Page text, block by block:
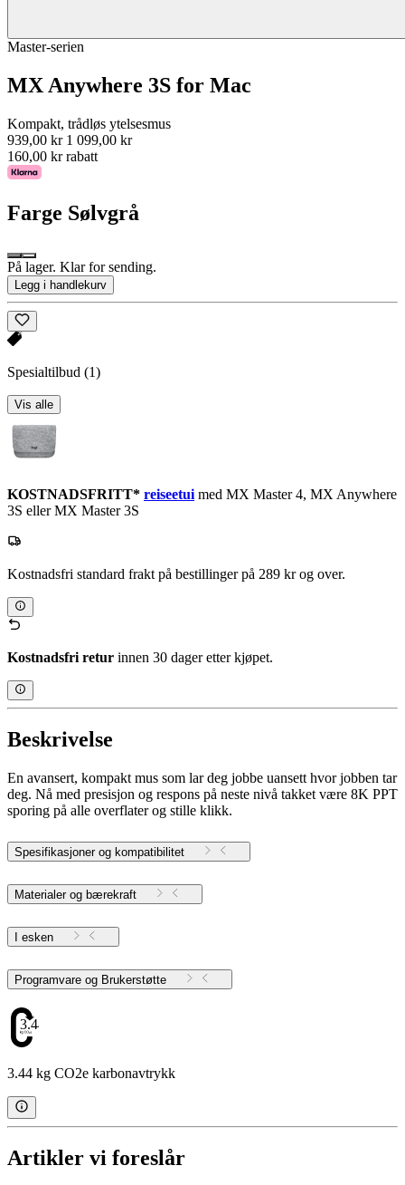
Master-serien
MX Anywhere 3S for Mac
Kompakt, trådløs ytelsesmus
939,00 kr 1 099,00 kr
160,00 kr rabatt
Farge Sølvgrå
På lager. Klar for sending.
Legg i handlekurv
Spesialtilbud (1)
Vis alle
KOSTNADSFRITT* reiseetui med MX Master 4, MX Anywhere
3S eller MX Master 3S
Kostnadsfri standard frakt på bestillinger på 289 kr og over.
Kostnadsfri retur innen 30 dager etter kjøpet.
Beskrivelse
En avansert, kompakt mus som lar deg jobbe uansett hvor jobben tar
deg. Nå med presisjon og respons på neste nivå takket være 8K PPT
sporing på alle overflater og stille klikk.
Spesifikasjoner og kompatibilitet
Materialer og bærekraft
I esken
Programvare og Brukerstøtte
3.44
3.44 kg CO2e karbonavtrykk
Artikler vi foreslår